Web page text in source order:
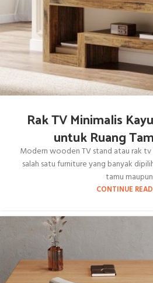
Rak TV Minimalis
untuk Ruang
Modern wooden TV stand atau rak tv
salah satu furniture yang banyak
tamu
CONTINUE